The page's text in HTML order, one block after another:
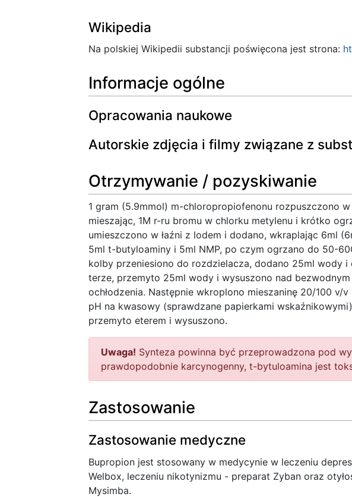
Wikipedia
Na polskiej Wikipedii substancji poświęcona jest strona:
Informacje ogólne
Opracowania naukowe
Autorskie zdjęcia i filmy związane z
Otrzymywanie / pozyskiwanie
1 gram (5.9mmol) m-chloropropiofenonu rozpuszczono
mieszając, 1M r-ru bromu w chlorku metylenu i krótko
umieszczono w łaźni z lodem i dodano, wkraplając 6ml
5ml t-butyloaminy i 5ml NMP, po czym ogrzano do 50-
kolby przeniesiono do rozdzielacza, dodano 25ml wody
terze, przemyto 25ml wody i wysuszono nad
ochłodzenia. Następnie wkroplono mieszaninę 20/100
pH na kwasowy (sprawdzane papierkami
przemyto eterem i wysuszono.
Uwaga! Synteza powinna być przeprowadzona pod
prawdopodobnie karcynogenny, t-bytuloamina jest
Zastosowanie
Zastosowanie medyczne
Bupropion jest stosowany w medycynie w leczeniu
Welbox, leczeniu nikotynizmu - preparat Zyban oraz
Mysimba.